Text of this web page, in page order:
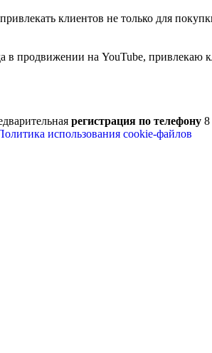
клиентов не только для
в продвижении на YouTube, привлекаю
регистрация по телефону 8
использования cookie-файлов